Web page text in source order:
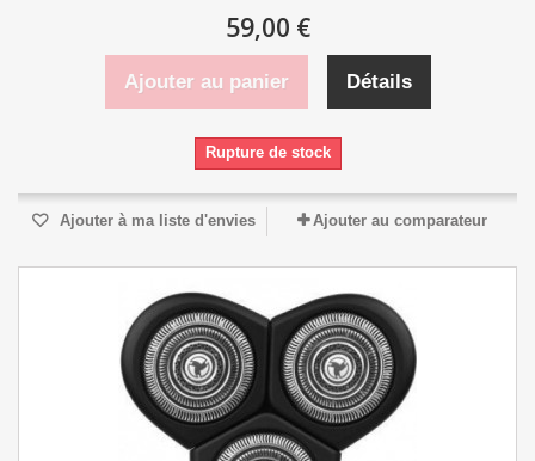
59,00 €
Ajouter au panier Détails
Rupture de stock
Ajouter à ma liste d'envies Ajouter au comparateur